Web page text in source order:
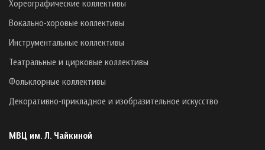
Хореографические коллективы
Вокально-хоровые коллективы
Инструментальные коллективы
Театральные и цирковые коллективы
Фольклорные коллективы
Декоративно-прикладное и изобразительное искусство
МВЦ им. Л. Чайкиной